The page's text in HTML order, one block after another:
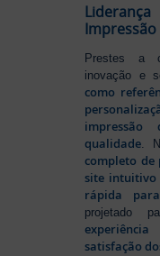
Impressão
Prestes a
inovação e
como
qualidade.
completo de
site intuitivo
rápida
projetado
satisfação